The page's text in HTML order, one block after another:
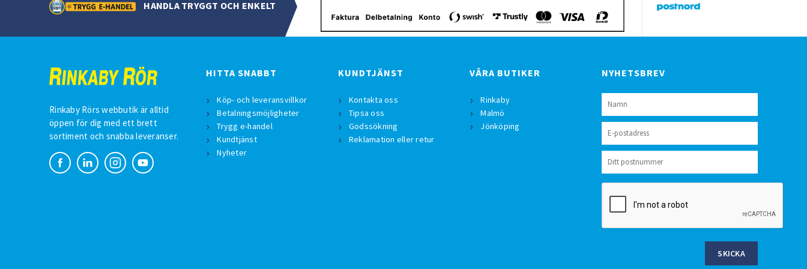
HANDLA TRYGGT OCH ENKELT
Rinkaby Rörs webbutik är alltid
öppen för dig med ett brett
sortiment och snabba leveranser.
HITTA SNABBT
Köp- och leveransvillkor
Betalningsmöjligheter
Trygg e-handel
Kundtjänst
Nyheter
KUNDTJÄNST
Kontakta oss
Tipsa oss
Godssökning
Reklamation eller retur
VÅRA BUTIKER
Rinkaby
Malmö
Jönköping
NYHETSBREV
SKICKA